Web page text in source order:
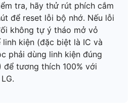
tra, hãy thử rút phích cắm
để reset lỗi bộ nhớ. Nếu lỗi
không tự ý tháo mở vỏ
linh kiện (đặc biệt là IC và
phải dùng linh kiện đúng
để tương thích 100% với